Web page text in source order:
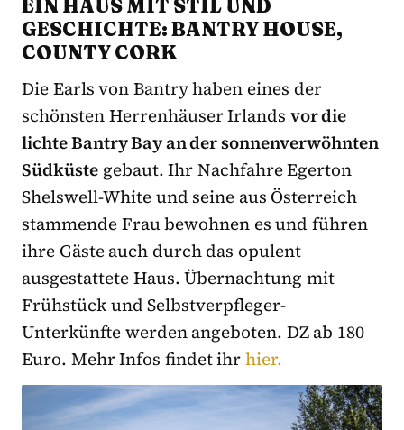
EIN HAUS MIT STIL UND
GESCHICHTE: BANTRY HOUSE,
COUNTY CORK
Die Earls von Bantry haben eines der
schönsten Herrenhäuser Irlands vor die
lichte Bantry Bay an der sonnenverwöhnten
Südküste gebaut. Ihr Nachfahre Egerton
Shelswell-White und seine aus Österreich
stammende Frau bewohnen es und führen
ihre Gäste auch durch das opulent
ausgestattete Haus. Übernachtung mit
Frühstück und Selbstverpfleger-
Unterkünfte werden angeboten. DZ ab 180
Euro. Mehr Infos findet ihrhier.